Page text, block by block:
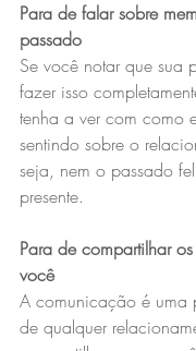
Para de falar sobre
passado
Se você notar que sua
fazer isso
tenha a ver com como
sentindo sobre o
seja, nem o passado
presente.
Para de compartilhar
você
A comunicação é uma
de qualquer